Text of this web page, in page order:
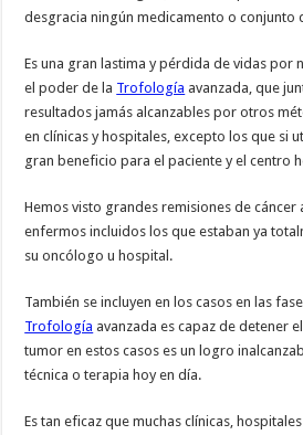
desgracia ningún medicamento o conjunto
Es una gran lastima y pérdida de vidas por
el poder de la Trofología avanzada, que
resultados jamás alcanzables por otros
en clínicas y hospitales, excepto los que si
gran beneficio para el paciente y el centro
Hemos visto grandes remisiones de cáncer
enfermos incluidos los que estaban ya
su oncólogo u hospital.
También se incluyen en los casos en las
Trofología avanzada es capaz de detener
tumor en estos casos es un logro
técnica o terapia hoy en día.
Es tan eficaz que muchas clínicas,